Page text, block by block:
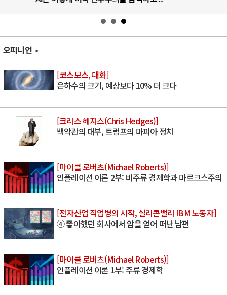
오피니언
[코스모스, 대화]
은하수의 크기, 예상보다 10% 더 크다
[크리스 헤지스(Chris Hedges)]
백악관의 대부, 트럼프의 마피아 정치
[마이클 로버츠(Michael Roberts)]
인플레이션 이론 2부: 비주류 경제학과 마르크스주의
[전자산업 직업병의 시작, 실리콘밸리 IBM 노동자]
④ 좋아했던 회사에서 암을 얻어 떠난 남편
[마이클 로버츠(Michael Roberts)]
인플레이션 이론 1부: 주류 경제학